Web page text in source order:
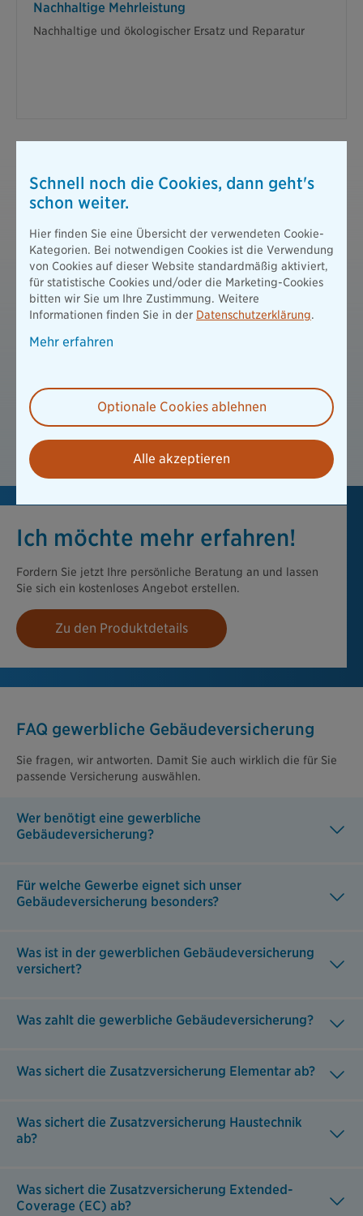
Nachhaltige Mehrleistung
Nachhaltige und ökologischer Ersatz und Reparatur
Nachhaltige Mehrleistung
Nach einem Brand möchte sich der Geschäftsinhaber
Gebäudeversicherung
B 220805 AVB Gewerbegebäude
PDF / 1353 KB
B 220247 Allgemeine Bedingungen versicherte
Gefahren
PDF / 497 KB
B 220249 Besondere Bedingungen versicherte
PDF / 227 KB - barrierefrei
Ich möchte mehr erfahren!
Fordern Sie jetzt Ihre persönliche Beratung an und lassen
Sie sich ein kostenloses Angebot erstellen.
Zu den Produktdetails
FAQ gewerbliche Gebäudeversicherung
Sie fragen, wir antworten. Damit Sie auch wirklich die für Sie
passende Versicherung auswählen.
Wer benötigt eine gewerbliche
Gebäudeversicherung?
Für welche Gewerbe eignet sich unser
Gebäudeversicherung besonders?
Was ist in der gewerblichen Gebäudeversicherung
versichert?
Was zahlt die gewerbliche Gebäudeversicherung?
Was sichert die Zusatzversicherung Elementar ab?
Was sichert die Zusatzversicherung Haustechnik
ab?
Was sichert die Zusatzversicherung Extended-
Coverage (EC) ab?
Schnell noch die Cookies, dann geht's
schon weiter.
Hier finden Sie eine Übersicht der verwendeten Cookie-
Kategorien. Bei notwendigen Cookies ist die Verwendung
von Cookies auf dieser Website standardmäßig aktiviert,
für statistische Cookies und/oder die Marketing-Cookies
bitten wir Sie um Ihre Zustimmung. Weitere
Informationen finden Sie in der Datenschutzerklärung.
Mehr erfahren
Optionale Cookies ablehnen
Alle akzeptieren